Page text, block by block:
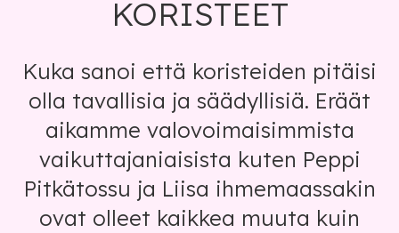
KORISTEET
Kuka sanoi että koristeiden pitäisi
olla tavallisia ja säädyllisiä. Eräät
aikamme valovoimaisimmista
vaikuttajaniaisista kuten Peppi
Pitkätossu ja Liisa ihmemaassakin
ovat olleet kaikkea muuta kuin